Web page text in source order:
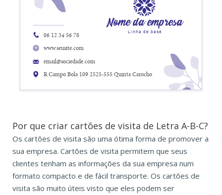
R Campo Bola 109 2525-555 Quinta Carocho
www.seusite.com
email@sociedade.com
06 12 34 56 78
Nome da empresa
Linha de base
Por que criar cartões de visita de Letra A-B-C?
Os cartões de visita são uma ótima forma de promover a
sua empresa. Cartões de visita permitem que seus
clientes tenham as informações da sua empresa num
formato compacto e de fácil transporte. Os cartões de
visita são muito úteis visto que eles podem ser